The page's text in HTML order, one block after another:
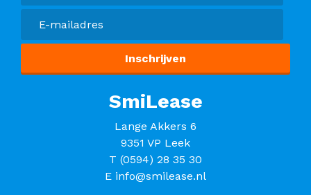
SmiLease
Lange Akkers 6
9351 VP Leek
T (0594) 28 35 30
E info@smilease.nl